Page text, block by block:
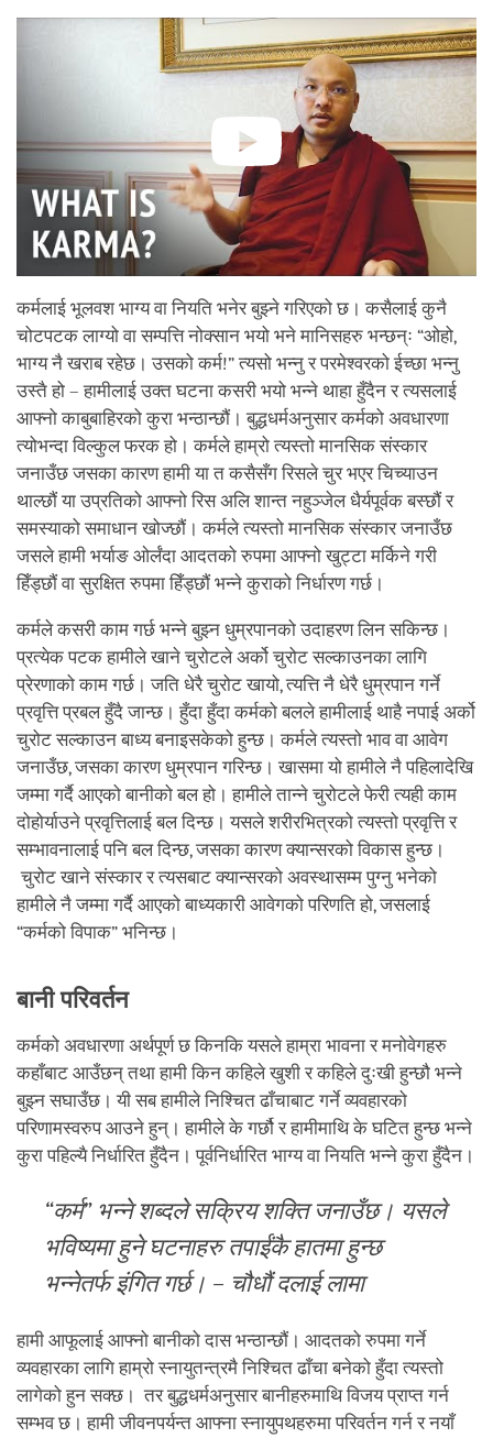
कर्मलाई भूलवश भाग्य वा नियति भनेर बुझ्ने गरिएको छ। कसैलाई कुनै
चोटपटक लाग्यो वा सम्पत्ति नोक्सान भयो भने मानिसहरु भन्छन्ः “ओहो,
भाग्य नै खराब रहेछ। उसको कर्म!” त्यसो भन्नु र परमेश्वरको ईच्छा भन्नु
उस्तै हो – हामीलाई उक्त घटना कसरी भयो भन्ने थाहा हुँदैन र त्यसलाई
आफ्नो काबुबाहिरको कुरा भन्ठान्छौं। बुद्धधर्मअनुसार कर्मको अवधारणा
त्योभन्दा विल्कुल फरक हो। कर्मले हाम्रो त्यस्तो मानसिक संस्कार
जनाउँछ जसका कारण हामी या त कसैसँग रिसले चुर भएर चिच्याउन
थाल्छौं या उप्रतिको आफ्नो रिस अलि शान्त नहुञ्जेल धैर्यपूर्वक बस्छौं र
समस्याको समाधान खोज्छौं। कर्मले त्यस्तो मानसिक संस्कार जनाउँछ
जसले हामी भर्याङ ओर्लंदा आदतको रुपमा आफ्नो खुट्टा मर्किने गरी
हिँड्छौं वा सुरक्षित रुपमा हिँड्छौं भन्ने कुराको निर्धारण गर्छ।
कर्मले कसरी काम गर्छ भन्ने बुझ्न धुम्रपानको उदाहरण लिन सकिन्छ।
प्रत्येक पटक हामीले खाने चुरोटले अर्को चुरोट सल्काउनका लागि
प्रेरणाको काम गर्छ। जति धेरै चुरोट खायो, त्यत्ति नै धेरै धुम्रपान गर्ने
प्रवृत्ति प्रबल हुँदै जान्छ। हुँदा हुँदा कर्मको बलले हामीलाई थाहै नपाई अर्को
चुरोट सल्काउन बाध्य बनाइसकेको हुन्छ। कर्मले त्यस्तो भाव वा आवेग
जनाउँछ, जसका कारण धुम्रपान गरिन्छ। खासमा यो हामीले नै पहिलादेखि
जम्मा गर्दै आएको बानीको बल हो। हामीले तान्ने चुरोटले फेरी त्यही काम
दोहोर्याउने प्रवृत्तिलाई बल दिन्छ। यसले शरीरभित्रको त्यस्तो प्रवृत्ति र
सम्भावनालाई पनि बल दिन्छ, जसका कारण क्यान्सरको विकास हुन्छ।
चुरोट खाने संस्कार र त्यसबाट क्यान्सरको अवस्थासम्म पुग्नु भनेको
हामीले नै जम्मा गर्दै आएको बाध्यकारी आवेगको परिणति हो, जसलाई
“कर्मको विपाक” भनिन्छ।
बानी परिवर्तन
कर्मको अवधारणा अर्थपूर्ण छ किनकि यसले हाम्रा भावना र मनोवेगहरु
कहाँबाट आउँछन् तथा हामी किन कहिले खुशी र कहिले दुःखी हुन्छौ भन्ने
बुझ्न सघाउँछ। यी सब हामीले निश्चित ढाँचाबाट गर्ने व्यवहारको
परिणामस्वरुप आउने हुन्। हामीले के गर्छौ र हामीमाथि के घटित हुन्छ भन्ने
कुरा पहिल्यै निर्धारित हुँदैन। पूर्वनिर्धारित भाग्य वा नियति भन्ने कुरा हुँदैन।
“कर्म”भन्ने शब्दले सक्रिय शक्ति जनाउँछ। यसले
भविष्यमा हुने घटनाहरु तपाईंकै हातमा हुन्छ
भन्नेतर्फ इंगित गर्छ। – चौधौं दलाई लामा
हामी आफूलाई आफ्नो बानीको दास भन्ठान्छौं। आदतको रुपमा गर्ने
व्यवहारका लागि हाम्रो स्नायुतन्त्रमै निश्चित ढाँचा बनेको हुँदा त्यस्तो
लागेको हुन सक्छ। तर बुद्धधर्मअनुसार बानीहरुमाथि विजय प्राप्त गर्न
सम्भव छ। हामी जीवनपर्यन्त आफ्ना स्नायुपथहरुमा परिवर्तन गर्न र नयाँ